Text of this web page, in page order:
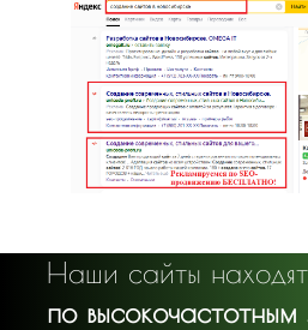
Наши сайты
по высокочастотным